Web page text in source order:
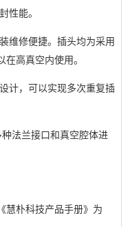
性能。
维修便捷。插头均为采用
高真空内使用。
计，可以实现多次重复插
法兰接口和真空腔体进
慧朴科技产品手册》为